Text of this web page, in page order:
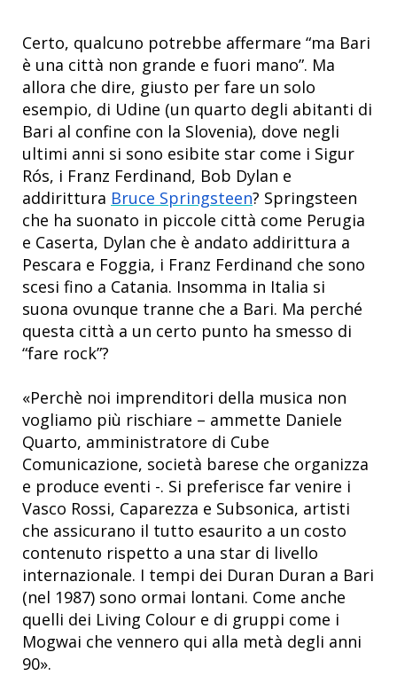
Certo, qualcuno potrebbe affermare “ma Bari
è una città non grande e fuori mano”. Ma
allora che dire, giusto per fare un solo
esempio, di Udine (un quarto degli abitanti di
Bari al confine con la Slovenia), dove negli
ultimi anni si sono esibite star come i Sigur
Rós, i Franz Ferdinand, Bob Dylan e
addirittura Bruce Springsteen? Springsteen
che ha suonato in piccole città come Perugia
e Caserta, Dylan che è andato addirittura a
Pescara e Foggia, i Franz Ferdinand che sono
scesi fino a Catania. Insomma in Italia si
suona ovunque tranne che a Bari. Ma perché
questa città a un certo punto ha smesso di
“fare rock”?
«Perchè noi imprenditori della musica non
vogliamo più rischiare – ammette Daniele
Quarto, amministratore di Cube
Comunicazione, società barese che organizza
e produce eventi -. Si preferisce far venire i
Vasco Rossi, Caparezza e Subsonica, artisti
che assicurano il tutto esaurito a un costo
contenuto rispetto a una star di livello
internazionale. I tempi dei Duran Duran a Bari
(nel 1987) sono ormai lontani. Come anche
quelli dei Living Colour e di gruppi come i
Mogwai che vennero qui alla metà degli anni
90».